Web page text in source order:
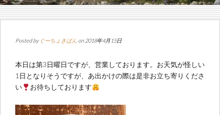
Posted by ぐーちょきぱん on 2018年4月15日
本日は第3日曜日ですが、営業しております。お天気が怪しい
1日となりそうですが、あ出かけの際は是非お立ち寄りくださ
い
お待ちしております